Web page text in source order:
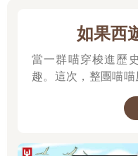
如果西
當一群喵穿梭進歷
趣。這次，整團喵喵